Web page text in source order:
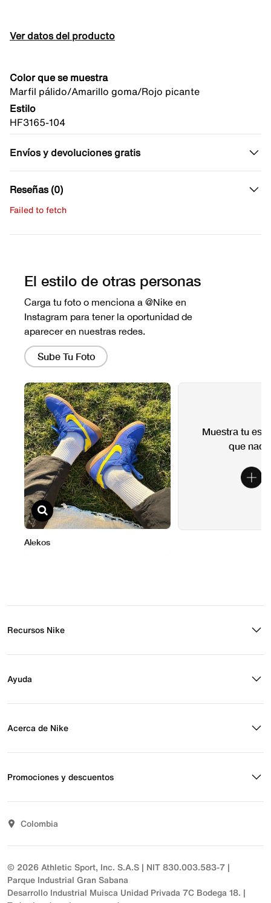
Ver datos del producto
Color que se muestra
Marfil pálido/Amarillo goma/Rojo picante
Estilo
HF3165-104
Envíos y devoluciones gratis
Reseñas (0)
Failed to fetch
Recursos Nike
Regístrate para recibir correos
Ayuda
Preguntas frecuentes
Devoluciones
Comunicate con nosotros
Acerca de Nike
Noticias
Sostenibilidad
Promociones y descuentos
T&C actividades comerciales
Colombia
© 2026 Athletic Sport, Inc. S.A.S | NIT 830.003.583-7 |
Parque Industrial Gran Sabana
Desarrollo Industrial Muisca Unidad Privada 7C Bodega 18. |